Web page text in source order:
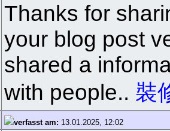
Thanks for
your blog post
shared a
with people.. 裝
verfasst am: 13.01.2025, 12:02